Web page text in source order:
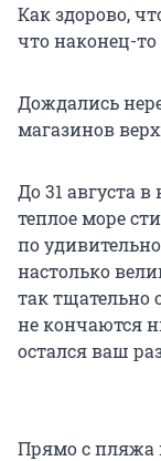
Как здорово,
что наконец-
Дождались
магазинов
До 31 августа
теплое море
по
настолько
так тщательно
не кончаются
остался ваш
Прямо с пляжа